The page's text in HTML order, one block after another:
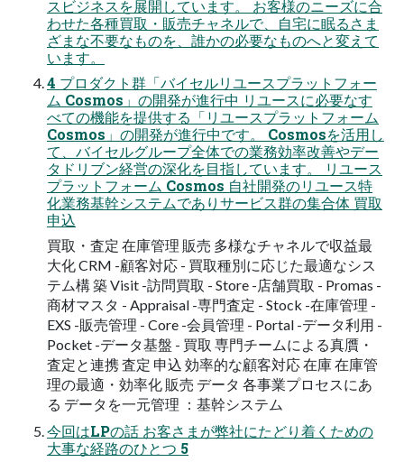
スビジネスを展開しています。 お客様のニーズに合
わせた各種買取・販売チャネルで、自宅に眠るさま
ざまな不要なものを、誰かの必要なものへと変えて
います。
4 プロダクト群「バイセルリユースプラットフォー
ム Cosmos」の開発が進行中 リユースに必要なす
べての機能を提供する「リユースプラットフォーム
Cosmos」の開発が進行中です。 Cosmosを活用し
て、バイセルグループ全体での業務効率改善やデー
タドリブン経営の深化を目指しています。 リユース
プラットフォーム Cosmos 自社開発のリユース特
化業務基幹システムでありサービス群の集合体 買取
申込
買取・査定 在庫管理 販売 多様なチャネルで収益最
大化 CRM -顧客対応 - 買取種別に応じた最適なシス
テム構 築 Visit -訪問買取 - Store -店舗買取 - Promas -
商材マスタ - Appraisal -専門査定 - Stock -在庫管理 -
EXS -販売管理 - Core -会員管理 - Portal -データ利用 -
Pocket -データ基盤 - 買取 専門チームによる真贋・
査定と連携 査定 申込 効率的な顧客対応 在庫 在庫管
理の最適・効率化 販売 データ 各事業プロセスにあ
る データを一元管理 ：基幹システム
今回はLPの話 お客さまが弊社にたどり着くための
大事な経路のひとつ 5